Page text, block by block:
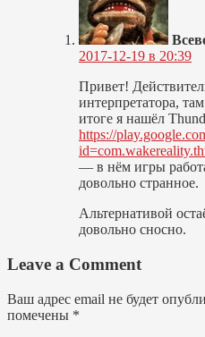
2017-12-19 в 20:39
Привет!
интерпретатора,
итоге я нашёл
https://
— в нём игры
довольно странное.
Альтернативой
довольно сносно.
Leave a Comment
Ваш адрес email не будет
помечены *